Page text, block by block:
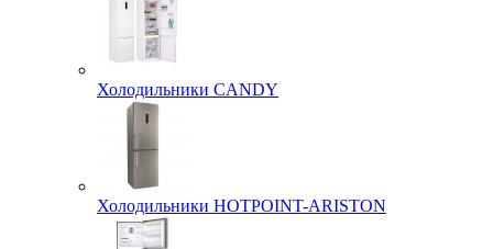
Холодильники CANDY
Холодильники HOTPOINT-ARISTON